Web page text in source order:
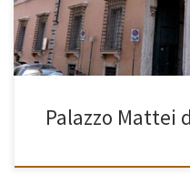
Palazzo Mattei